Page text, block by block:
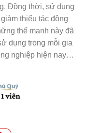
Đồng thời, sử dụng
thiểu tác động
thế mạnh này đã
dụng trong mỗi gia
nghiệp hiện nay…